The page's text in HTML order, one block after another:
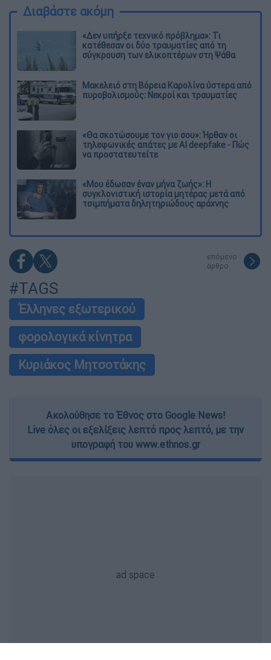
Διαβάστε ακόμη
«Δεν υπήρξε τεχνικό πρόβλημα»: Τι
κατέθεσαν οι δύο τραυματίες από τη
σύγκρουση των ελικοπτέρων στη Ψάθα
Μακελειό στη Βόρεια Καρολίνα ύστερα από
πυροβολισμούς: Νεκροί και τραυματίες
«Θα σκοτώσουμε τον γιο σου»: Ήρθαν οι
τηλεφωνικές απάτες με AI deepfake - Πώς
να προστατευτείτε
«Μου έδωσαν έναν μήνα ζωής»: Η
συγκλονιστική ιστορία μητέρας μετά από
τσιμπήματα δηλητηριώδους αράχνης
επόμενο
άρθρο
#TAGS
Έλληνες εξωτερικού
φορολογικά κίνητρα
Κυριάκος Μητσοτάκης
Ακολούθησε το Έθνος στο Google News!
Live όλες οι εξελίξεις λεπτό προς λεπτό, με την
υπογραφή του www.ethnos.gr